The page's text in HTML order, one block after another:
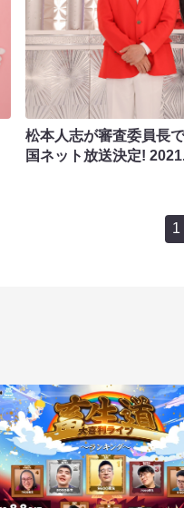
松本人志が審査委員長
国ネット放送決定!
1